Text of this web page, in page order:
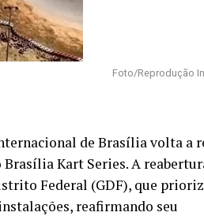
Foto/Reprodução
de Brasília volta a
Kart Series. A
Federal (GDF), que
reafirmando seu